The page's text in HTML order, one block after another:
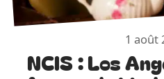
1 août
NCIS : Los